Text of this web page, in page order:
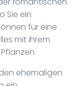
Sie ein
für eine
mit ihrem
den ehemaligen